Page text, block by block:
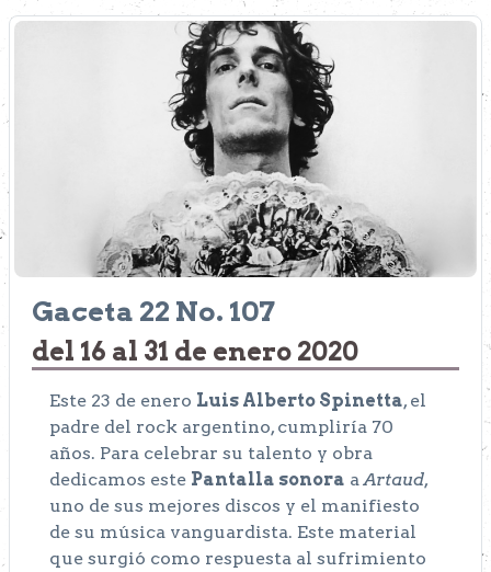
Gaceta 22 No. 107
del 16 al 31 de enero 2020
Este 23 de enero Luis Alberto Spinetta, el
padre del rock argentino, cumpliría 70
años. Para celebrar su talento y obra
dedicamos este Pantalla sonora aArtaud,
uno de sus mejores discos y el manifiesto
de su música vanguardista. Este material
que surgió como respuesta al sufrimiento